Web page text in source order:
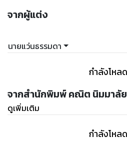
จากผู้แต่ง
นายแว่นธรรมดา
กำลังโหล
จากสำนักพิมพ์ คณิต นิมมาลั
ดูเพิ่มเติม
กำลังโหล